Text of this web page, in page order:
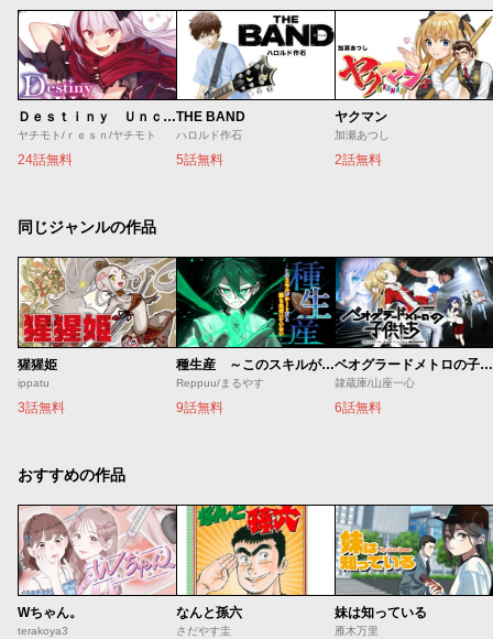
Ｄｅｓｔｉｎｙ Ｕｎｃｈａｉｎ Ｏｎｌｉｎｅ 吸血鬼少女となって、やがて『赤の魔王』と呼ばれるようになりました
ヤチモト/ｒｅｓｎ/ヤチモト
24話無料
THE BAND
ハロルド作石
5話無料
ヤクマン
加瀬あつし
2話無料
同じジャンルの作品
猩猩姫
ippatu
3話無料
種生産 ～このスキルがチートだとまだ誰も気付いていない～
Reppuu/まるやす
9話無料
ベオグラードメトロの子供たち
隷蔵庫/山座一心
6話無料
おすすめの作品
Wちゃん。
terakoya3
なんと孫六
さだやす圭
妹は知っている
雁木万里